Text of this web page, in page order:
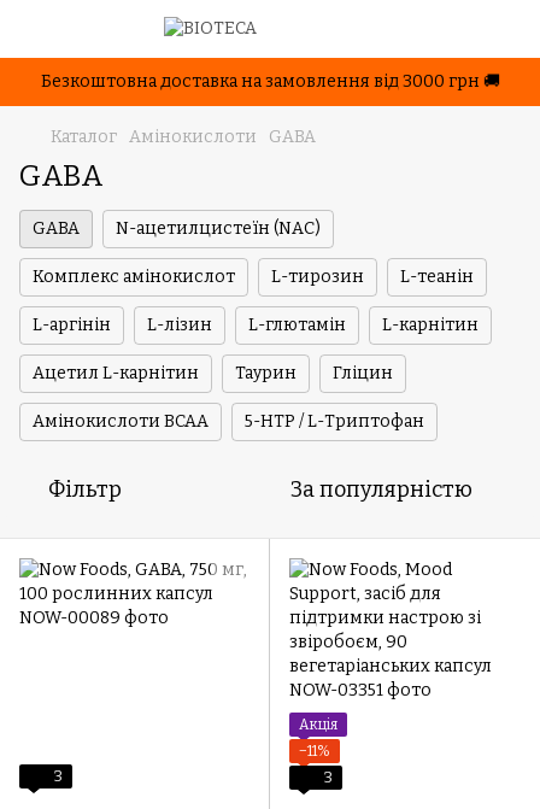
Безкоштовна доставка на замовлення від 3000 грн 🚚
Каталог Амінокислоти GABA
GABA
GABA N-ацетилцистеїн (NAC)
Комплекс амінокислот L-тирозин L-теанін
L-аргінін L-лізин L-глютамін L-карнітин
Ацетил L-карнітин Таурин Гліцин
Амінокислоти BCAA 5-HTP / L-Триптофан
Фільтр За популярністю
3
Акція
−11%
3